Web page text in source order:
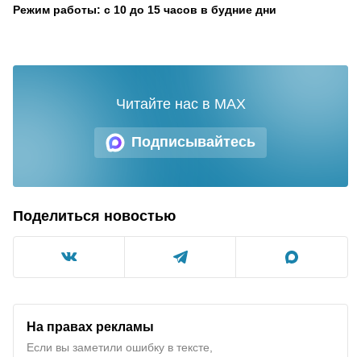
Режим работы: с 10 до 15 часов в будние дни
Подписывайтесь
Читайте нас в MAX
Поделиться новостью
На правах рекламы
Если вы заметили ошибку в тексте,